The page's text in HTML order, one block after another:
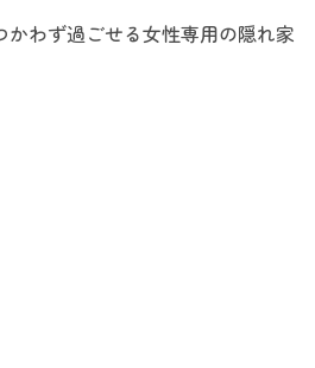
かわず過ごせる女性専用の隠れ家